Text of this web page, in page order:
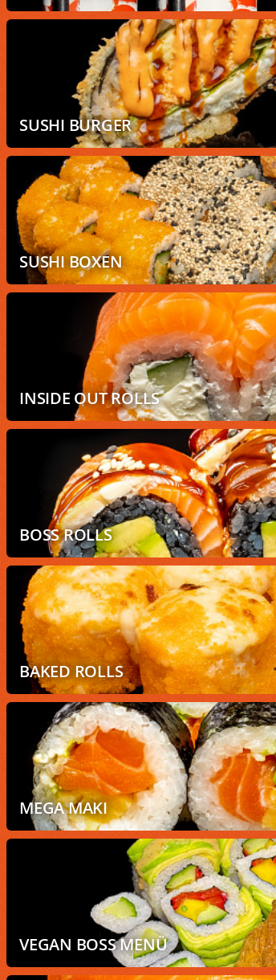
SUSHI BURGER
SUSHI BOXEN
INSIDE OUT ROLLS
BOSS ROLLS
BAKED ROLLS
MEGA MAKI
VEGAN BOSS MENÜ